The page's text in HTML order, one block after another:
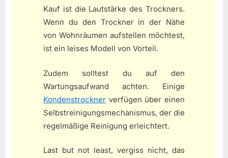
Kauf ist die Lautstärke des Trockners.
Wenn du den Trockner in der Nähe
von Wohnräumen aufstellen möchtest,
ist ein leises Modell von Vorteil.
Zudem solltest du auf den
Wartungsaufwand achten. Einige
Kondenstrockner verfügen über einen
Selbstreinigungsmechanismus, der die
regelmäßige Reinigung erleichtert.
Last but not least, vergiss nicht, das